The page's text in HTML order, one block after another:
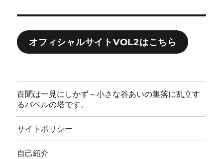
オフィシャルサイトVOL2はこちら
百聞は一見にしかず～小さな谷あいの集落に乱立す
るバベルの塔です。
サイトポリシー
自己紹介